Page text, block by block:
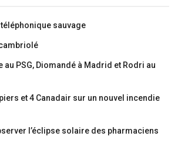
sauvage
au PSG, Diomandé à Madrid et Rodri au
et 4 Canadair sur un nouvel incendie
l’éclipse solaire des pharmaciens